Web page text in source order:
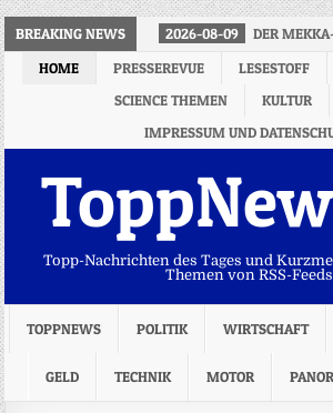
BREAKING NEWS 2026-08-09
DER
HOME
PRESSEREVUE LESESTOFF
SCIENCE THEMEN
KULTUR
IMPRESSUM UND
Topp-Nachrichten des Tages und
Themen von RSS-Feeds
TOPPNEWS POLITIK WIRTSCHAFT
GELD TECHNIK MOTOR